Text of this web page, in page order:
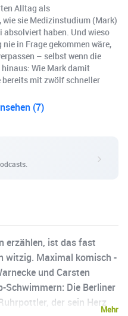
Alltag als
sie Medizinstudium (Mark)
absolviert haben. Und wieso
in Frage gekommen wäre,
– selbst wenn die
Wie Mark damit
mit zwölf schneller
(7)
erzählen, ist das fast
witzig. Maximal komisch -
und Carsten
Schwimmern: Die Berliner
der sein Herz
Mehr